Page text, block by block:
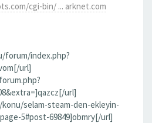
cgi-bin/ ... arknet.com
forum/index.php?
url]
url]
selam-steam-den-ekleyin-
5#post-69849]obmry[/url]